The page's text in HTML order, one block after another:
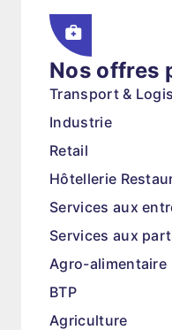
Nos offres
Transport &
Industrie
Retail
Hôtellerie
Services aux
Services aux
Agro-alimentaire
BTP
Agriculture